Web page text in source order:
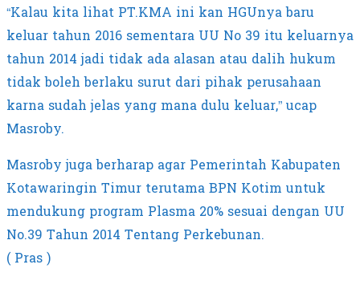
“Kalau kita lihat PT.KMA ini kan HGUnya baru
keluar tahun 2016 sementara UU No 39 itu keluarnya
tahun 2014 jadi tidak ada alasan atau dalih hukum
tidak boleh berlaku surut dari pihak perusahaan
karna sudah jelas yang mana dulu keluar,” ucap
Masroby.
Masroby juga berharap agar Pemerintah Kabupaten
Kotawaringin Timur terutama BPN Kotim untuk
mendukung program Plasma 20% sesuai dengan UU
No.39 Tahun 2014 Tentang Perkebunan.
( Pras )